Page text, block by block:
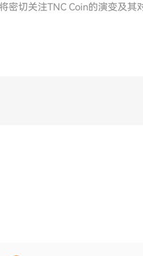
密切关注TNC Coin的演变及其